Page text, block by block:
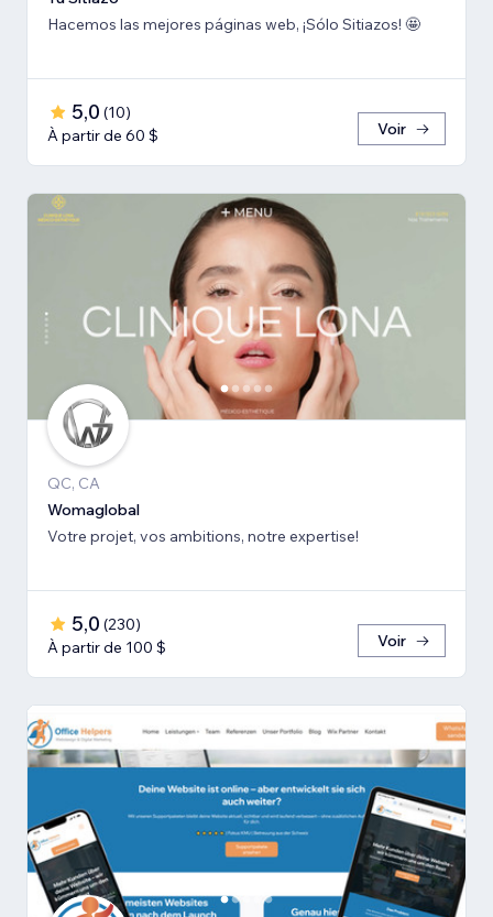
Hacemos las mejores páginas web, ¡Sólo Sitiazos! 🤩
5,0 (10)
À partir de 60 $
Voir
QC, CA
Womaglobal
Votre projet, vos ambitions, notre expertise!
5,0 (230)
À partir de 100 $
Voir